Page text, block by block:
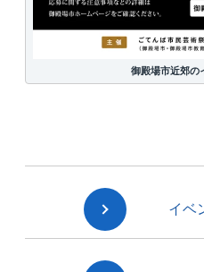
御殿場市近郊の
イベ